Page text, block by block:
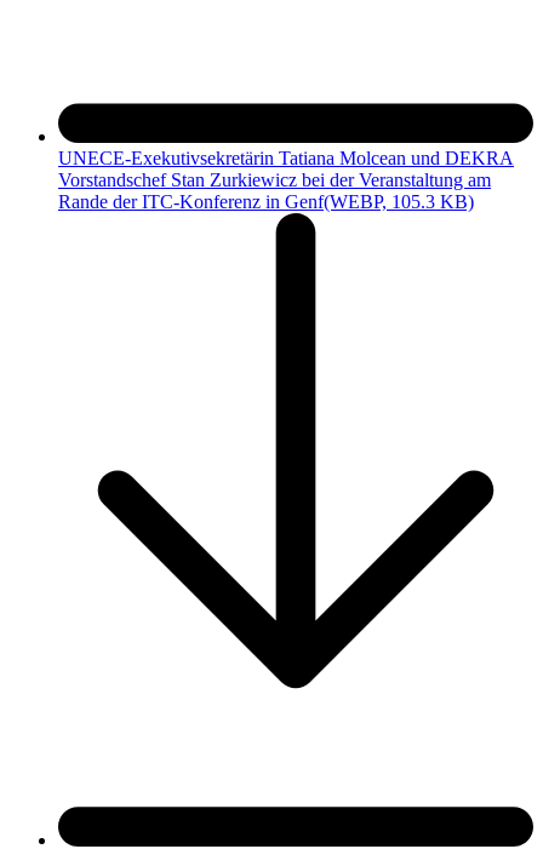
UNECE-Exekutivsekretärin Tatiana Molcean und DEKRA
Vorstandschef Stan Zurkiewicz bei der Veranstaltung am
Rande der ITC-Konferenz in Genf(WEBP, 105.3 KB)